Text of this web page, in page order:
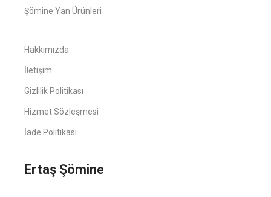
Şömine Yan Ürünleri
Hakkımızda
İletişim
Gizlilik Politikası
Hizmet Sözleşmesi
İade Politikası
Ertaş Şömine